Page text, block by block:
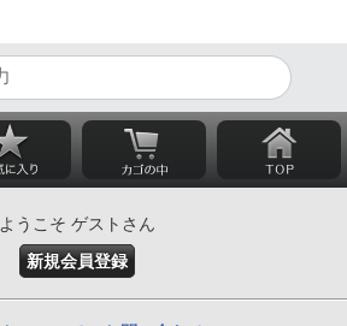
ようこそ ゲストさん
新規会員登録